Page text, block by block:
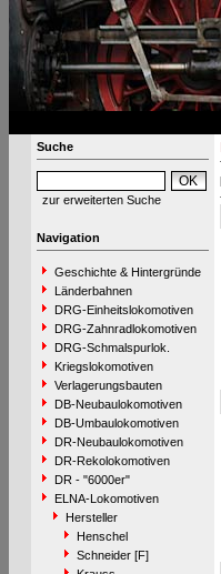
Suche
zur erweiterten Suche
Navigation
Geschichte & Hintergründe
Länderbahnen
DRG-Einheitslokomotiven
DRG-Zahnradlokomotiven
DRG-Schmalspurlok.
Kriegslokomotiven
Verlagerungsbauten
DB-Neubaulokomotiven
DB-Umbaulokomotiven
DR-Neubaulokomotiven
DR-Rekolokomotiven
DR - "6000er"
ELNA-Lokomotiven
Hersteller
Henschel
Schneider [F]